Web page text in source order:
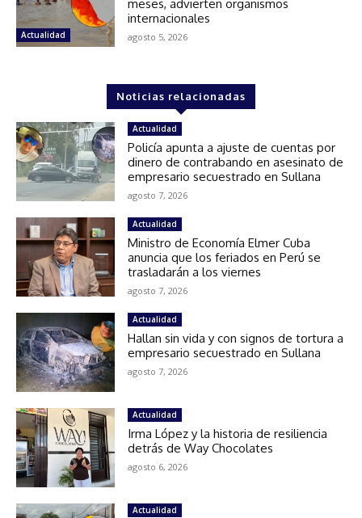
Actualidad
meses, advierten organismos
internacionales
agosto 5, 2026
Noticias relacionadas
Actualidad
Policía apunta a ajuste de cuentas por
dinero de contrabando en asesinato de
empresario secuestrado en Sullana
agosto 7, 2026
Actualidad
Ministro de Economía Elmer Cuba
anuncia que los feriados en Perú se
trasladarán a los viernes
agosto 7, 2026
Actualidad
Hallan sin vida y con signos de tortura a
empresario secuestrado en Sullana
agosto 7, 2026
Actualidad
Irma López y la historia de resiliencia
detrás de Way Chocolates
agosto 6, 2026
Actualidad